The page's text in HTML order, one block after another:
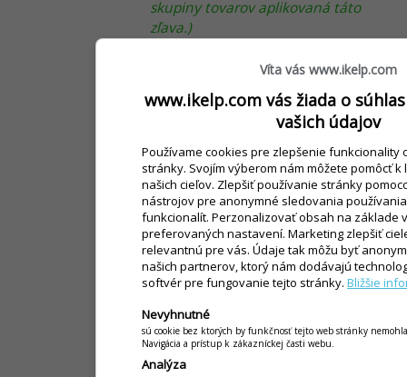
skupiny tovarov aplikovaná táto
zľava.)
najlacnejšiu položku z vybranej
podmienok akcie.
- cena najlacnejšej
položky z vybraných akciových
položiek.
Aplikovať na- na aké položky sa bude
aplikovať zľava.
Mn. odmeny 1ks- zľava sa aplikuje
len na zadaný počet položiek.(To
znamená 2 + 1, 3 + 1 a pod. Pričom na
jednu položku sa aplikuje definovaná
zľava. )
Všetky položky- na všetky položky z
akcie sa aplikuje zľava.(Vhodné
najme pri percentuálnych alebo
Víta vás www.ikelp.com
www.ikelp.com vás žiada o
vašich údajov
Používame cookies pre zlepšenie funkcionality
stránky. Svojím výberom nám môžete pomôcť k
našich cieľov. Zlepšiť používanie stránky
nástrojov pre anonymné sledovania
funkcionalít. Perzonalizovať obsah na základe
preferovaných nastavení. Marketing zlepšiť
relevantnú pre vás. Údaje tak môžu byť
našich partnerov, ktorý nám dodávajú
softvér pre fungovanie tejto stránky. Bližšie
Nevyhnutné
sú cookie bez ktorých by funkčnosť tejto web stránky
Navigácia a prístup k zákazníckej časti webu.
Analýza